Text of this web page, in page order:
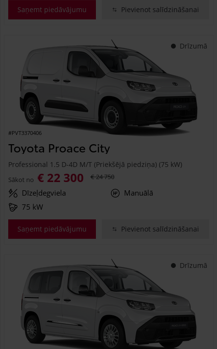
Saņemt piedāvājumu Pievienot salīdzināšanai
Drīzumā
#PVT3370406
Toyota Proace City
Professional 1.5 D-4D M/T (Priekšējā piedziņa) (75 kW)
Sākot no € 22 300 € 24 750
Dīzeļdegviela
Manuālā
75 kW
Saņemt piedāvājumu Pievienot salīdzināšanai
Drīzumā